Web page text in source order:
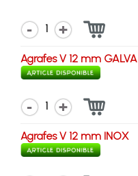
1
Agrafes V 12 mm GALVA
1
Agrafes V 12 mm INOX